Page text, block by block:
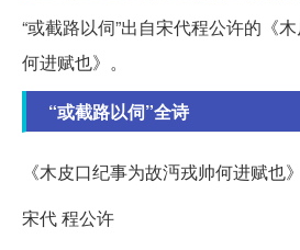
“或截路以伺”出自宋代程公许的《
何进赋也》。
“或截路以伺”全诗
《木皮口纪事为故沔戎帅何进赋也》
宋代 程公许